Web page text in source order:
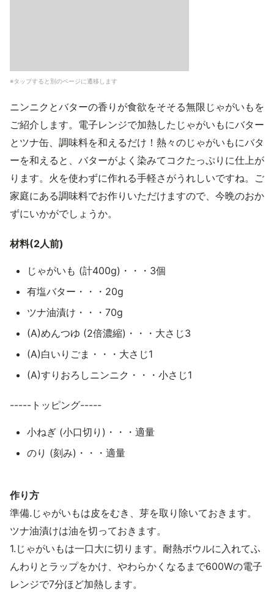
※タップすると別のページに遷移します
ニンニクとバターの香りが食欲をそそる無限じゃがいもを
ご紹介します。電子レンジで加熱したじゃがいもにバター
とツナ缶、調味料を和えるだけ！熱々のじゃがいもにバタ
ーを和えると、バターがよく染みてコクたっぷりに仕上が
ります。火を使わずに作れる手軽さがうれしいですね。ご
家庭にある調味料でお作りいただけますので、今晩のおか
ずにいかがでしょうか。
材料(2人前)
じゃがいも (計400g)・・・3個
有塩バター・・・20g
ツナ油漬け・・・70g
(A)めんつゆ (2倍濃縮)・・・大さじ3
(A)白いりごま・・・大さじ1
(A)すりおろしニンニク・・・小さじ1
-----トッピング-----
小ねぎ (小口切り)・・・適量
のり (刻み)・・・適量
作り方
準備.じゃがいもは皮をむき、芽を取り除いておきます。
ツナ油漬けは油を切っておきます。
1.じゃがいもは一口大に切ります。耐熱ボウルに入れてふ
んわりとラップをかけ、やわらかくなるまで600Wの電子
レンジで7分ほど加熱します。